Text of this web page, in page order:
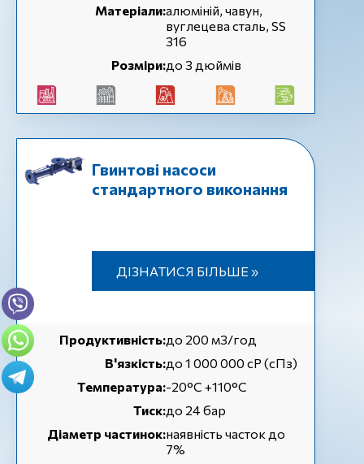
Матеріали:алюміній, чавун,
вуглецева сталь, SS
316
Розміри:до 3 дюймів
Гвинтові насоси
стандартного виконання
ДІЗНАТИСЯ БІЛЬШЕ »
Продуктивність:до 200 м3/год
В'язкість:до 1 000 000 cP (сПз)
Температура:-20°C +110°C
Тиск:до 24 бар
Діаметр частинок:наявність часток до
7%